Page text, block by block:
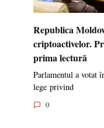
Republica
criptoactivelor.
prima lectură
Parlamentul a votat
lege privind
0